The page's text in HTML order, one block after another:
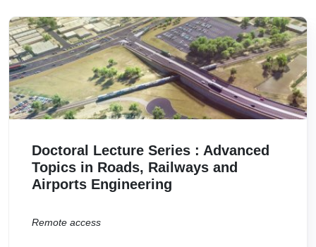
Immagine
Doctoral Lecture Series : Advanced
Topics in Roads, Railways and
Airports Engineering
Remote access